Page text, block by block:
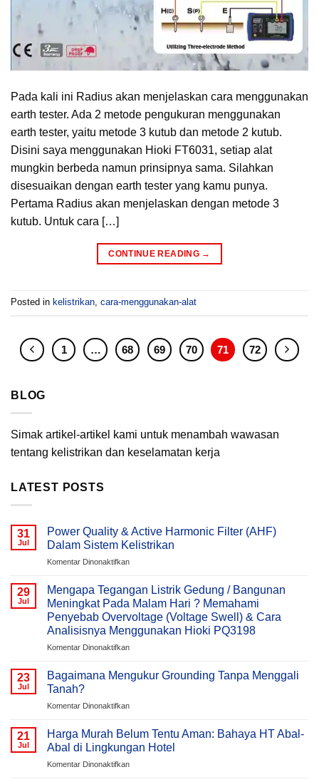
Pada kali ini Radius akan menjelaskan cara menggunakan
earth tester. Ada 2 metode pengukuran menggunakan
earth tester, yaitu metode 3 kutub dan metode 2 kutub.
Disini saya menggunakan Hioki FT6031, setiap alat
mungkin berbeda namun prinsipnya sama. Silahkan
disesuaikan dengan earth tester yang kamu punya.
Pertama Radius akan menjelaskan dengan metode 3
kutub. Untuk cara […]
CONTINUE READING →
Posted in kelistrikan, cara-menggunakan-alat
1 … 68 69 70 71 72
BLOG
Simak artikel-artikel kami untuk menambah wawasan
tentang kelistrikan dan keselamatan kerja
LATEST POSTS
31
Jul
Power Quality & Active Harmonic Filter (AHF)
Dalam Sistem Kelistrikan
Komentar Dinonaktifkanpada
Quality
&
Active
Harmonic
Filter
(AHF)
Sistem
Kelistrikan
29
Jul
Mengapa Tegangan Listrik Gedung / Bangunan
Meningkat Pada Malam Hari ? Memahami
Penyebab Overvoltage (Voltage Swell) & Cara
Analisisnya Menggunakan Hioki PQ3198
Komentar Dinonaktifkanpada
Tegangan
Listrik
/
Meningkat
Pada
Malam
Hari
23
Jul
Bagaimana Mengukur Grounding Tanpa Menggali
Tanah?
Komentar Dinonaktifkanpada
Mengukur
Grounding
Tanpa
Menggali
21
Jul
Harga Murah Belum Tentu Aman: Bahaya HT Abal-
Abal di Lingkungan Hotel
Komentar Dinonaktifkanpada